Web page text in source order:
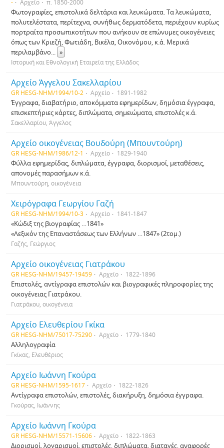
- Αρχείο π. 1850-2000
Φωτογραφίες, επιστολικά δελτάρια και λευκώματα. Τα λευκώματα,
πολυτελέστατα, περίτεχνα, συνήθως δερματόδετα, περιέχουν κυρίως
πορτραίτα προσωπικοτήτων που ανήκουν σε επώνυμες οικογένειες
όπως των Κριεζή, Φωτιάδη, Βικέλα, Οικονόμου, κ.ά. Μερικά
περιλαμβάνο... »
Ιστορική και Εθνολογική Εταιρεία της Ελλάδος
Αρχείο Άγγελου Σακελλαρίου
GR HESG-NHM/1994/10-2 Αρχείο 1891-1982
Έγγραφα, διαβατήριο, αποκόμματα εφημερίδων, δημόσια έγγραφα,
επισκεπτήριες κάρτες, διπλώματα, σημειώματα, επιστολές κ.ά.
Σακελλαρίου, Άγγελος
Αρχείο οικογένειας Βουδούρη (Μπουντούρη)
GR HESG-NHM/1986/12-1 Αρχείο 1829-1940
Φύλλα εφημερίδας, διπλώματα, έγγραφα, διορισμοί, μεταθέσεις,
απονομές παρασήμων κ.ά.
Μπουντούρη, οικογένεια
Χειρόγραφα Γεωργίου Γαζή
GR HESG-NHM/1994/10-3 Αρχείο 1841-1847
«Κώδιξ της βιογραφίας …1841»
«Λεξικόν της Επαναστάσεως των Ελλήνων …1847» (2τομ.)
Γαζής, Γεώργιος
Αρχείο οικογένειας Γιατράκου
GR HESG-NHM/19457-19459 Αρχείο 1822-1896
Επιστολές, αντίγραφα επιστολών και βιογραφικές πληροφορίες της
οικογένειας Γιατράκου.
Γιατράκου, οικογένεια
Αρχείο Ελευθερίου Γκίκα
GR HESG-NHM/75017-75290 Αρχείο 1779-1840
Αλληλογραφία
Γκίκας, Ελευθέριος
Αρχείο Ιωάννη Γκούρα
GR HESG-NHM/1595-1617 Αρχείο 1822-1826
Αντίγραφα επιστολών, επιστολές, διακήρυξη, δημόσια έγγραφα.
Γκούρας, Ιωάννης
Αρχείο Ιωάννη Γκούρα
GR HESG-NHM/15571-15606 Αρχείο 1822-1863
Διορισμοί, λογαρισμοί, επιστολές, διπλώματα, διαταγές, αναφορές